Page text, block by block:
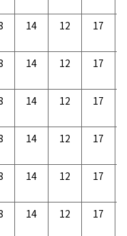
14 12 17
14 12 17
14 12 17
14 12 17
14 12 17
14 12 17